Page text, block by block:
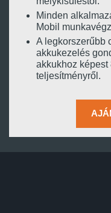
Minden
Mobil
A legkorszerűbb
akkukezelés
akkukhoz
teljesítményről.